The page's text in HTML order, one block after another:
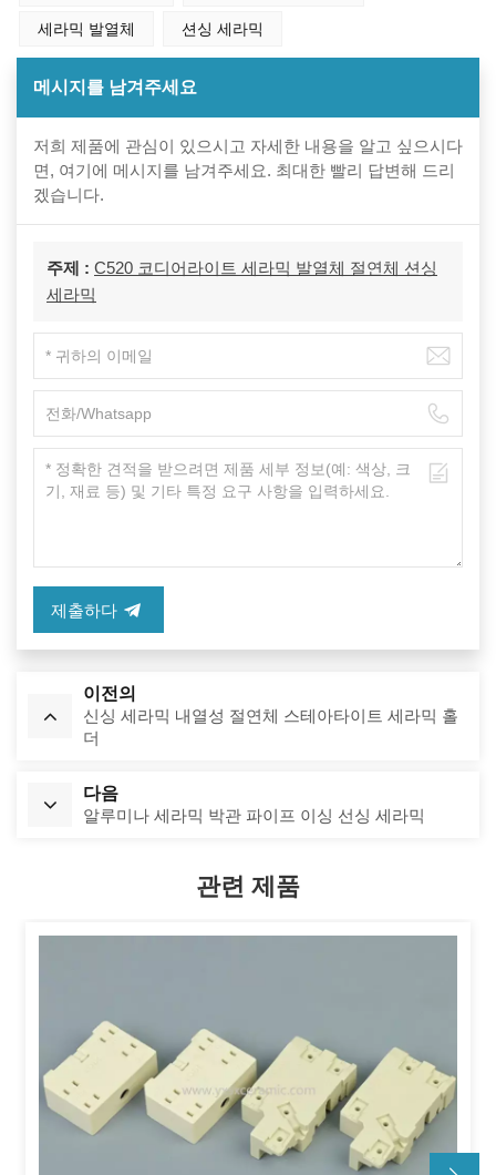
세라믹 발열체 션싱 세라믹
메시지를 남겨주세요
저희 제품에 관심이 있으시고 자세한 내용을 알고 싶으시다
면, 여기에 메시지를 남겨주세요. 최대한 빨리 답변해 드리
겠습니다.
주제 : C520 코디어라이트 세라믹 발열체 절연체 션싱
세라믹
제출하다
이전의
신싱 세라믹 내열성 절연체 스테아타이트 세라믹 홀
더
다음
알루미나 세라믹 박관 파이프 이싱 선싱 세라믹
관련 제품